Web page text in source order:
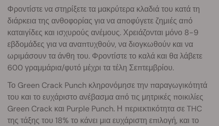
Φροντίστε να στηρίξετε τα μακρύτερα κλαδιά του κατά τη
διάρκεια της ανθοφορίας για να αποφύγετε ζημιές από
καταιγίδες και ισχυρούς ανέμους. Χρειάζονται μόνο 8-9
εβδομάδες για να αναπτυχθούν, να διογκωθούν και να
ωριμάσουν τα άνθη του. Φροντίστε το καλά και θα λάβετε
600 γραμμάρια/φυτό μέχρι τα τέλη Σεπτεμβρίου.
Το Green Crack Punch κληρονόμησε την παραγωγικότητά
του και το ευχάριστο ανέβασμα από τις μητρικές ποικιλίες
Green Crack και Purple Punch. Η περιεκτικότητα σε THC
της τάξης του 18% το κάνει μια ευχάριστη επιλογή, και το